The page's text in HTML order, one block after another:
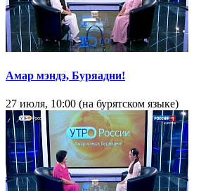
Амар мэндэ, Буряадни!
27 июля, 10:00 (на бурятском языке)